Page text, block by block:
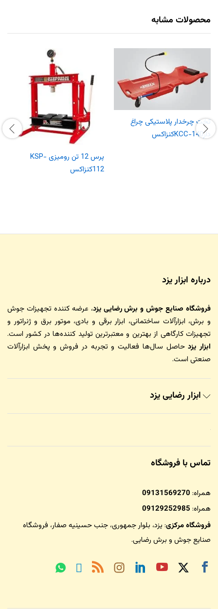
محصولات مشابه
تخت چرخدار پلاستیکی چراغ
دارKCC-140کنزاکس
پرس 12 تن رومیزی KSP-
112کنزاکس
درباره ابزار یزد
فروشگاه صنایع جوش و برش رضایی یزد، عرضه کننده تجهیزات جوش
و برش، ابزارآلات ساختمانی، ابزار برقی و بادی، موتور برق و ژنراتور و
تجهیزات کارگاهی از بهترین و معتبرترین تولید کننده‌ها در کشور است.
ابزار یزدحاصل سال‌ها فعالیت و تجربه در فروش و پخش ابزارآلات
صنعتی است.
ابزار رضایی یزد
تماس با فروشگاه
همراه: 09131569270
همراه: 09129252985
فروشگاه مرکزی: یزد، بلوار جمهوری، جنب حسینیه صفار، فروشگاه
صنایع جوش و برش رضایی.